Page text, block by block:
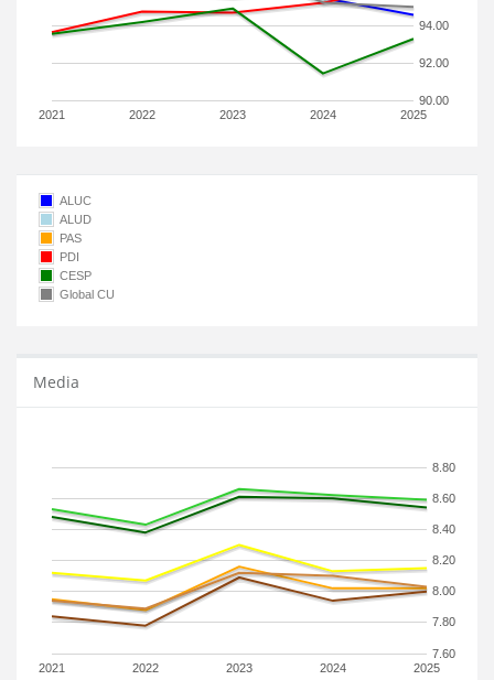
2021 2022 2023 2024 2025
90.00
92.00
94.00
ALUC
ALUD
PAS
PDI
CESP
Global CU
Media
2021 2022 2023 2024 2025
7.60
7.80
8.00
8.20
8.40
8.60
8.80